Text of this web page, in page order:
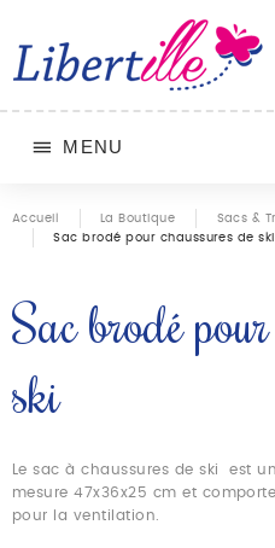
MENU
Accueil La Boutique Sacs &
Sac brodé pour chaussures de ski
Sac brodé
ski
Le sac à chaussures de ski est
mesure 47x36x25 cm et
pour la ventilation.